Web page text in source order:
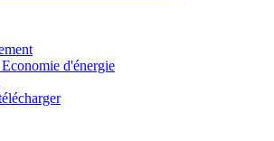
d'énergie